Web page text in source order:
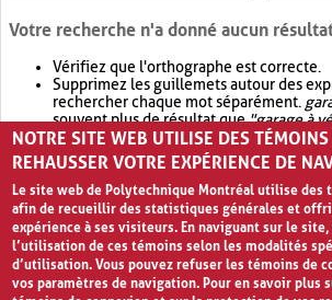
Votre recherche n'a donné aucun
Vérifiez que l'orthographe est correcte.
Supprimez les guillemets autour des
rechercher chaque mot séparément.
souvent plus de résultat que"garage à
Envisagez d'élargir votre recherche avec
retournera souvent plus de résultat que
NOTRE SITE WEB UTILISE DES
REHAUSSER VOTRE EXPÉRIENCE DE
Le site web de Polytechnique Montréal utilise des
afin de recueillir des statistiques générales et
expérience à ses visiteurs. En naviguant sur le site,
l’utilisation de ces témoins selon les modalités
d’utilisation. Vous pouvez refuser les témoins de
vos paramètres de navigation. Pour en savoir plus